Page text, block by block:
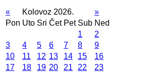
« Kolovoz 2026.
»
Pon Uto Sri Čet Pet Sub Ned
1
2
3
4 5 6 7 8
9
10
11 12 13 14 15
16
17
18 19 20 21 22
23